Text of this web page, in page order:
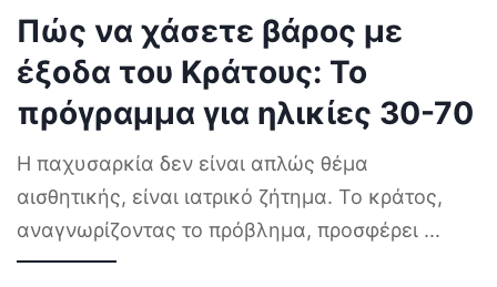
Πώς να χάσετε βάρος με
έξοδα του Κράτους: Το
πρόγραμμα για ηλικίες 30-70
Η παχυσαρκία δεν είναι απλώς θέμα
αισθητικής, είναι ιατρικό ζήτημα. Το κράτος,
αναγνωρίζοντας το πρόβλημα, προσφέρει ...